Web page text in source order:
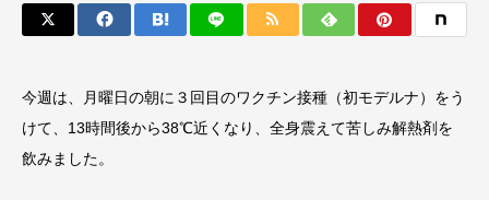
今週は、月曜日の朝に３回目のワクチン接種（初モデルナ）をう
けて、13時間後から38℃近くなり、全身震えて苦しみ解熱剤を
飲みました。